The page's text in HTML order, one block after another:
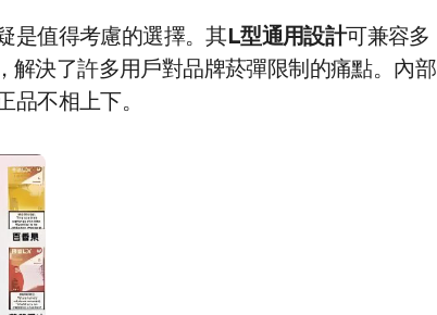
是值得考慮的選擇。其L型通用設計可兼容多
解決了許多用戶對品牌菸彈限制的痛點。內部
品不相上下。